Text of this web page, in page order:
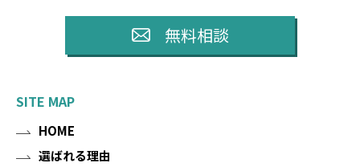
無料相談
SITE MAP
HOME
選ばれる理由